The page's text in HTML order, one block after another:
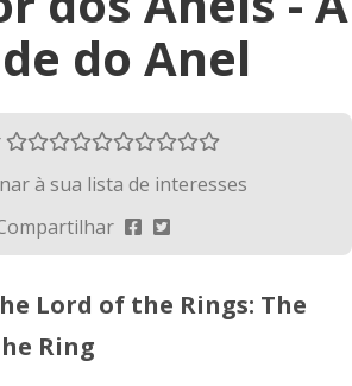
do Anel
à sua lista de interesses
Lord of the Rings: The
Ring